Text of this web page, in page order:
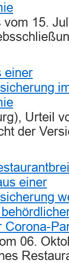
15.
einer
Urteil
der
einer
Corona-
06.